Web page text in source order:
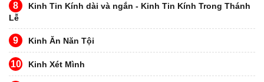
8
Kinh Tin Kính dài và ngắn - Kinh Tin Kính Trong Thánh
Lễ
9 Kinh Ăn Năn Tội
10 Kinh Xét Mình